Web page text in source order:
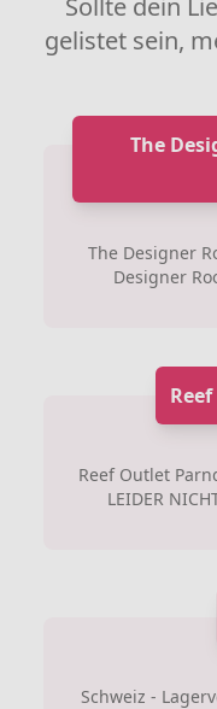
Sollte dein
gelistet sein,
The
The Designer
Designer
Reef Outlet
LEIDER
Schweiz -